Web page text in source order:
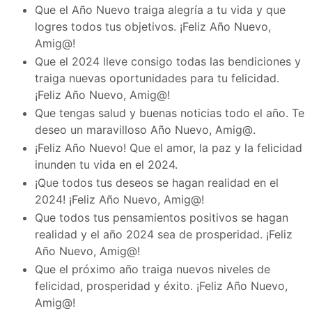
Que el Año Nuevo traiga alegría a tu vida y que
logres todos tus objetivos. ¡Feliz Año Nuevo,
Amig@!
Que el 2024 lleve consigo todas las bendiciones y
traiga nuevas oportunidades para tu felicidad.
¡Feliz Año Nuevo, Amig@!
Que tengas salud y buenas noticias todo el año. Te
deseo un maravilloso Año Nuevo, Amig@.
¡Feliz Año Nuevo! Que el amor, la paz y la felicidad
inunden tu vida en el 2024.
¡Que todos tus deseos se hagan realidad en el
2024! ¡Feliz Año Nuevo, Amig@!
Que todos tus pensamientos positivos se hagan
realidad y el año 2024 sea de prosperidad. ¡Feliz
Año Nuevo, Amig@!
Que el próximo año traiga nuevos niveles de
felicidad, prosperidad y éxito. ¡Feliz Año Nuevo,
Amig@!